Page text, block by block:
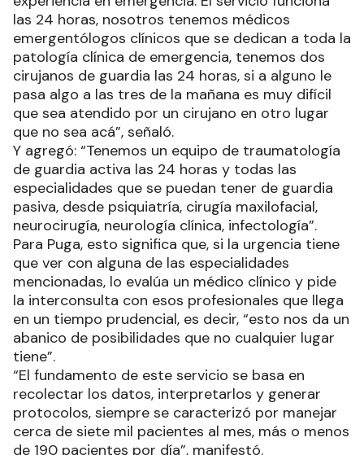
las 24 horas, nosotros tenemos médicos
emergentólogos clínicos que se dedican a toda la
patología clínica de emergencia, tenemos dos
cirujanos de guardia las 24 horas, si a alguno le
pasa algo a las tres de la mañana es muy difícil
que sea atendido por un cirujano en otro lugar
que no sea acá”, señaló.
Y agregó: “Tenemos un equipo de traumatología
de guardia activa las 24 horas y todas las
especialidades que se puedan tener de guardia
pasiva, desde psiquiatría, cirugía maxilofacial,
neurocirugía, neurología clínica, infectología”.
Para Puga, esto significa que, si la urgencia tiene
que ver con alguna de las especialidades
mencionadas, lo evalúa un médico clínico y pide
la interconsulta con esos profesionales que llega
en un tiempo prudencial, es decir, “esto nos da un
abanico de posibilidades que no cualquier lugar
tiene”.
“El fundamento de este servicio se basa en
recolectar los datos, interpretarlos y generar
protocolos, siempre se caracterizó por manejar
cerca de siete mil pacientes al mes, más o menos
de 190 pacientes por día”, manifestó.